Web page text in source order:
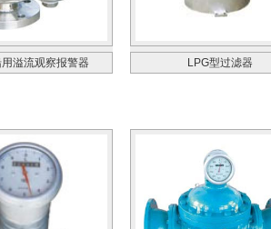
溢流观察报警器 LPG型过滤器